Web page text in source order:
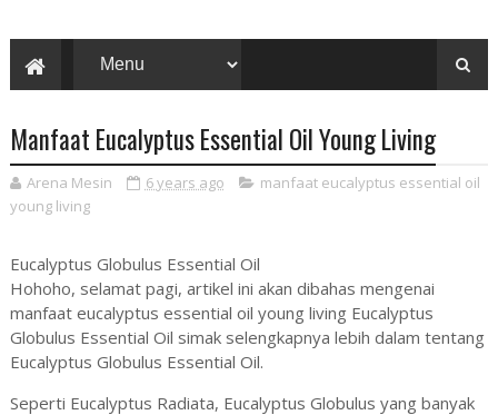
Manfaat Eucalyptus Essential Oil Young Living
Arena Mesin 6 years ago
manfaat eucalyptus essential oil
young living
Eucalyptus Globulus Essential Oil
Hohoho, selamat pagi, artikel ini akan dibahas mengenai
manfaat eucalyptus essential oil young living Eucalyptus
Globulus Essential Oil simak selengkapnya lebih dalam tentang
Eucalyptus Globulus Essential Oil.
Seperti Eucalyptus Radiata, Eucalyptus Globulus yang banyak